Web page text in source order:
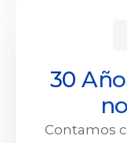
30
Contamos